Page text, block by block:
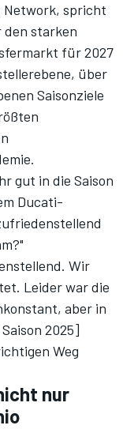
Network, spricht
den starken
für 2027
über
Saisonziele
gut in die Saison
Ducati-
Wir
Leider war die
aber in
2025]
Weg
nur